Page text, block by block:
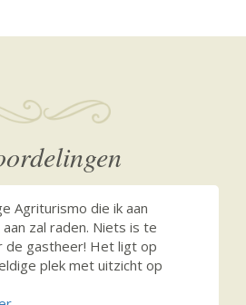
Agriturismo die ik aan
zal raden. Niets is te
de gastheer! Het ligt op
plek met uitzicht op